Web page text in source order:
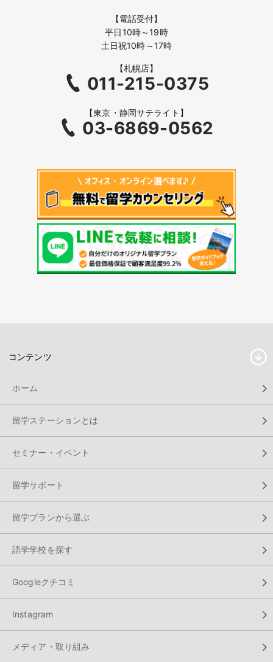
【電話受付】
平日10時～19時
土日祝10時～17時
【札幌店】
011-215-0375
【東京・静岡サテライト】
03-6869-0562
コンテンツ
ホーム
留学ステーションとは
セミナー・イベント
留学サポート
留学プランから選ぶ
語学学校を探す
Googleクチコミ
Instagram
メディア・取り組み